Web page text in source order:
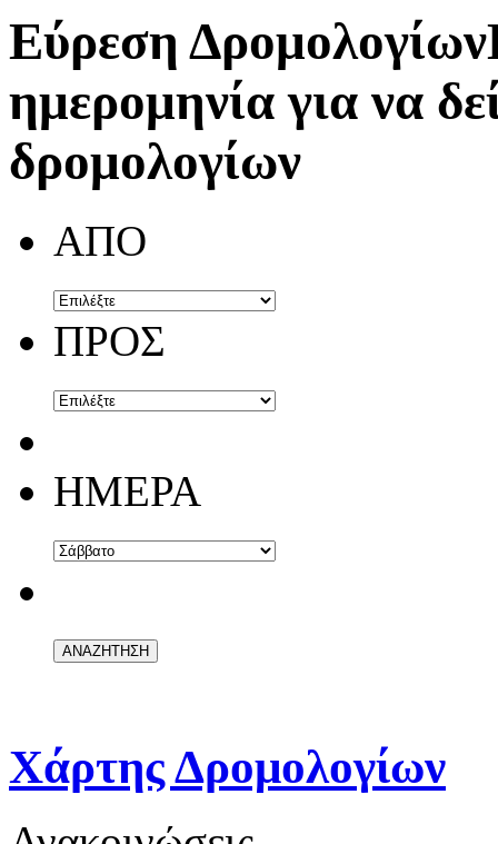
Εύρεση Δρομολογίων
ημερομηνία για να
δρομολογίων
ΑΠΟ
ΠΡΟΣ
ΗΜΕΡΑ
Χάρτης Δρομολογίων